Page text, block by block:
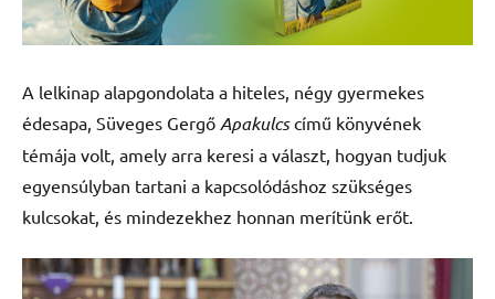
A lelkinap alapgondolata a hiteles, négy gyermekes
édesapa, Süveges Gergő Apakulcscímű könyvének
témája volt, amely arra keresi a választ, hogyan tudjuk
egyensúlyban tartani a kapcsolódáshoz szükséges
kulcsokat, és mindezekhez honnan merítünk erőt.